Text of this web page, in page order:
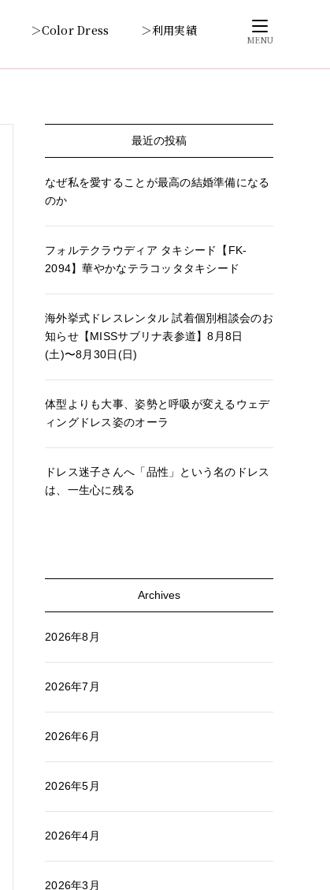
＞Color Dress ＞利用実績
MENU
最近の投稿
なぜ私を愛することが最高の結婚準備になる
のか
フォルテクラウディア タキシード【FK-
2094】華やかなテラコッタタキシード
海外挙式ドレスレンタル 試着個別相談会のお
知らせ【MISSサブリナ表参道】8月8日
(土)〜8月30日(日)
体型よりも大事、姿勢と呼吸が変えるウェデ
ィングドレス姿のオーラ
ドレス迷子さんへ「品性」という名のドレス
は、一生心に残る
Archives
2026年8月
2026年7月
2026年6月
2026年5月
2026年4月
2026年3月